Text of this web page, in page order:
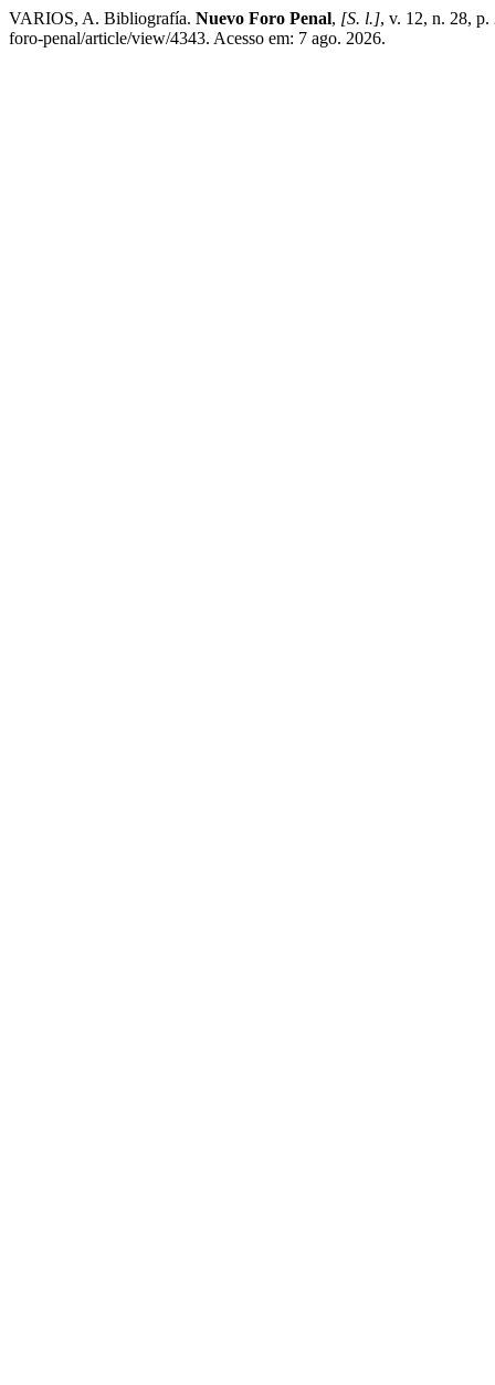
VARIOS, A. Bibliografía. Nuevo Foro Penal, [S. l.], v. 12, n. 28,
foro-penal/article/view/4343. Acesso em: 7 ago. 2026.